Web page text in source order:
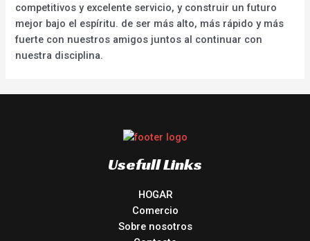
competitivos y excelente servicio, y construir un futuro
mejor bajo el espíritu. de ser más alto, más rápido y más
fuerte con nuestros amigos juntos al continuar con
nuestra disciplina.
Usefull Links
HOGAR
Comercio
Sobre nosotros